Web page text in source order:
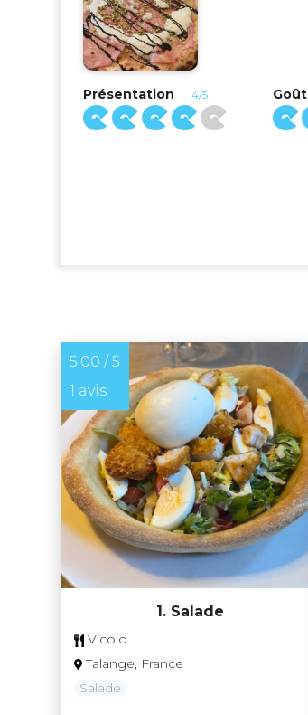
Présentation 4/5 Goût
5.00 / 5
1 avis
1. Salade
Vicolo
Talange, France
Salade